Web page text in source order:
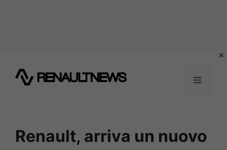
MENU
Renault, arriva un nuovo